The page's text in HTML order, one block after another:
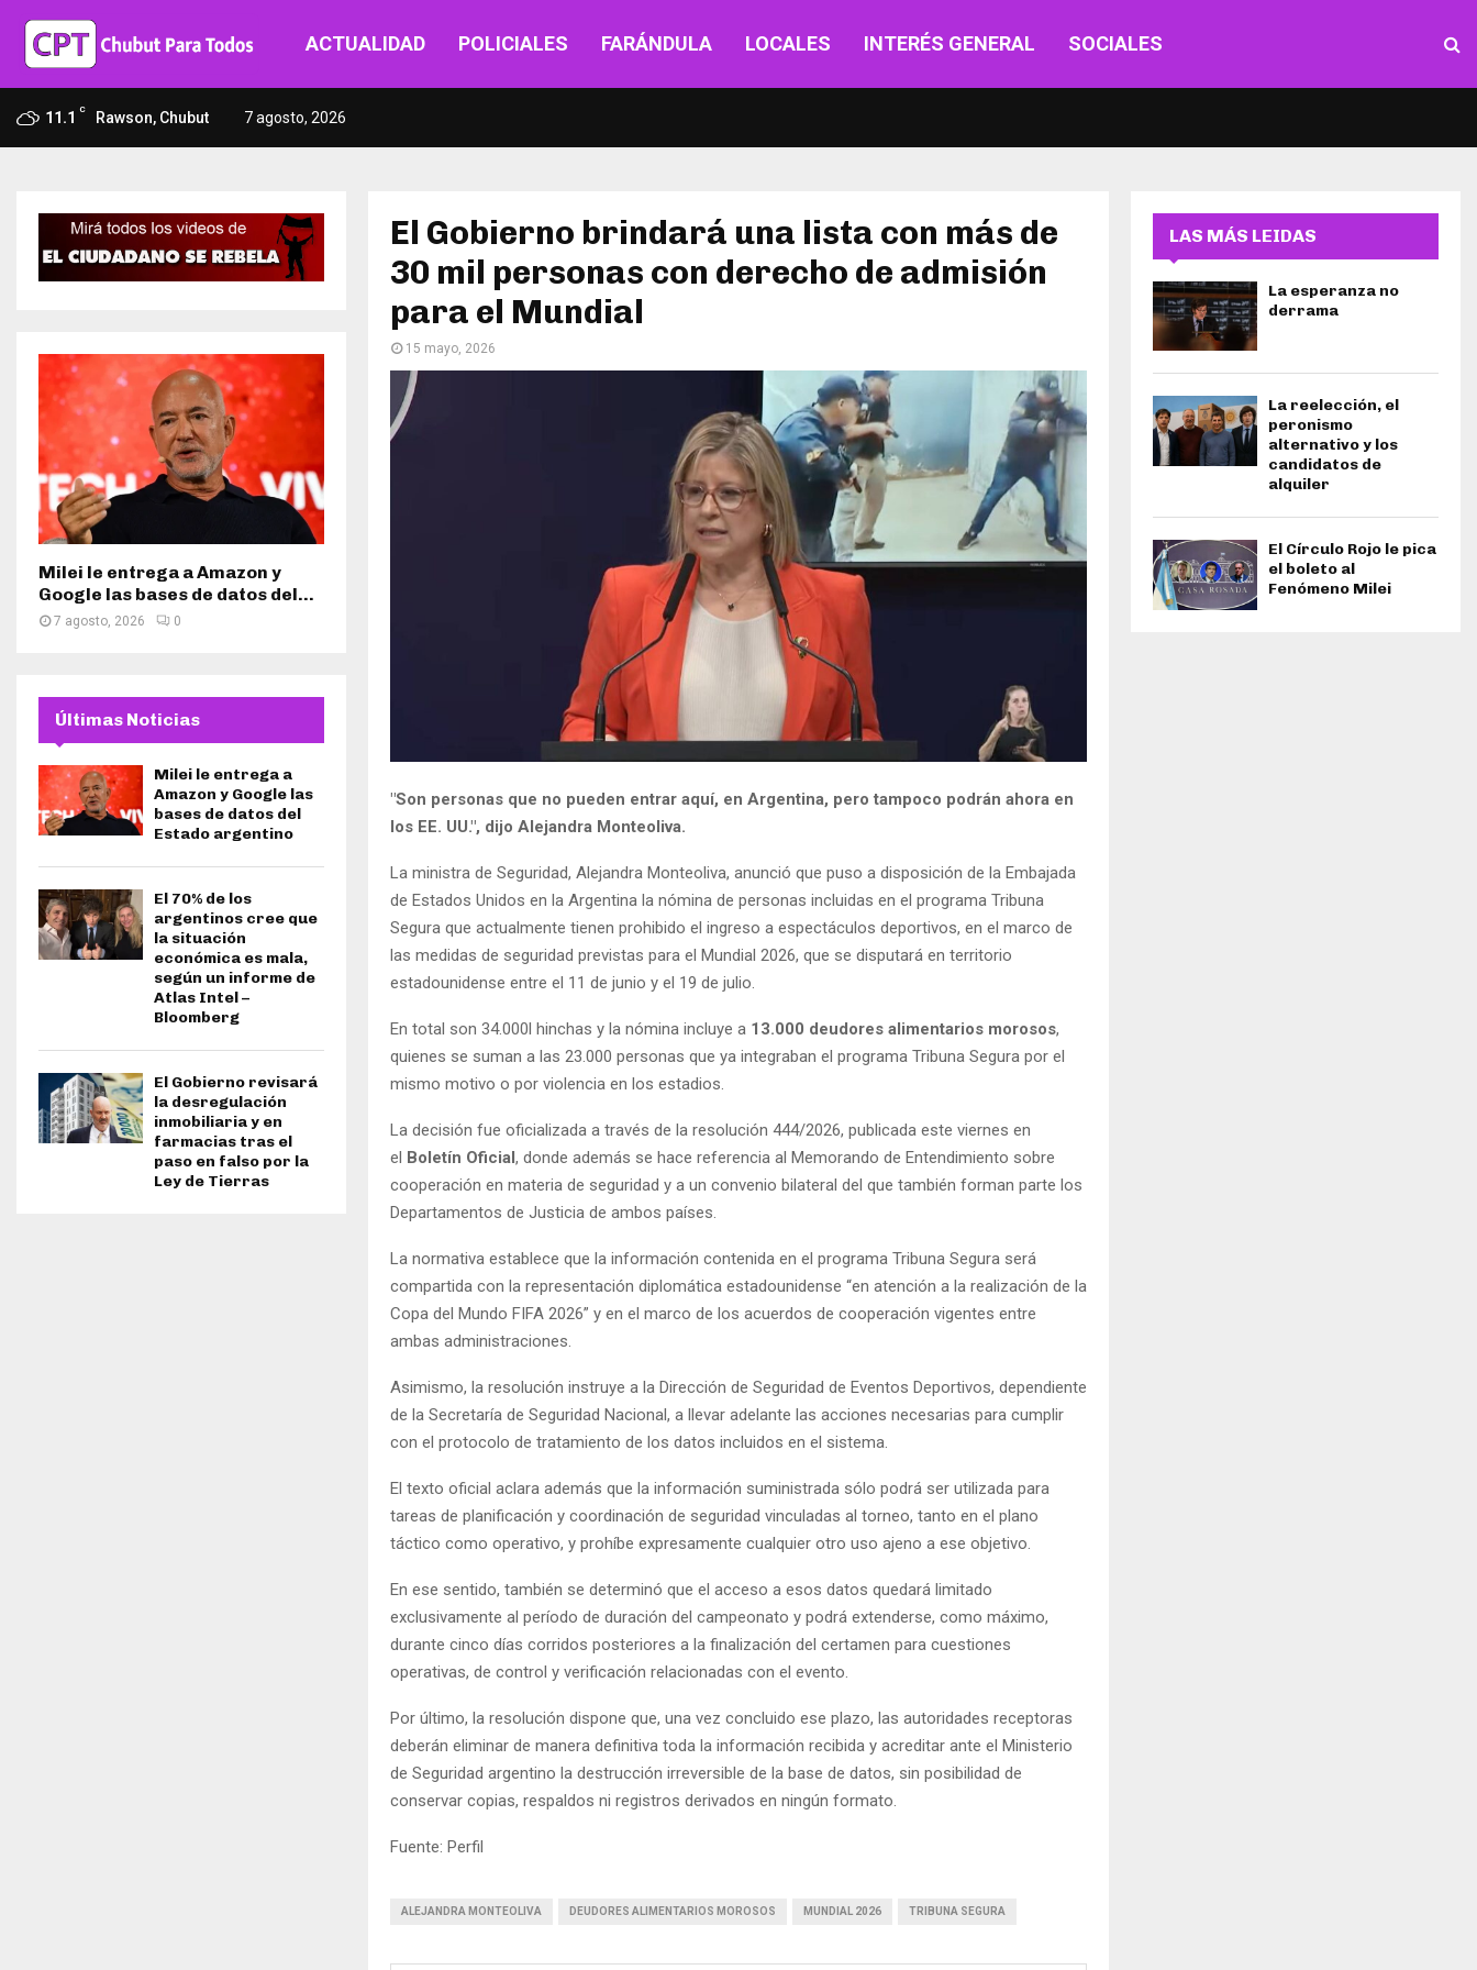
ACTUALIDAD POLICIALES FARÁNDULA LOCALES INTERÉS GENERAL SOCIALES
11.1 C Rawson, Chubut 7 agosto, 2026
El Gobierno brindará una lista con más de
30 mil personas con derecho de admisión
para el Mundial
15 mayo, 2026
"Son personas que no pueden entrar aquí, en Argentina, pero tampoco podrán ahora en
los EE. UU.", dijo Alejandra Monteoliva.
La ministra de Seguridad, Alejandra Monteoliva, anunció que puso a disposición de la Embajada
de Estados Unidos en la Argentina la nómina de personas incluidas en el programa Tribuna
Segura que actualmente tienen prohibido el ingreso a espectáculos deportivos, en el marco de
las medidas de seguridad previstas para el Mundial 2026, que se disputará en territorio
estadounidense entre el 11 de junio y el 19 de julio.
En total son 34.000l hinchas y la nómina incluye a 13.000 deudores alimentarios morosos,
quienes se suman a las 23.000 personas que ya integraban el programa Tribuna Segura por el
mismo motivo o por violencia en los estadios.
La decisión fue oficializada a través de la resolución 444/2026, publicada este viernes en
el
Boletín Oficial , donde además se hace referencia al Memorando de Entendimiento sobre
cooperación en materia de seguridad y a un convenio bilateral del que también forman parte los
Departamentos de Justicia de ambos países.
La normativa establece que la información contenida en el programa Tribuna Segura será
compartida con la representación diplomática estadounidense “en atención a la realización de la
Copa del Mundo FIFA 2026” y en el marco de los acuerdos de cooperación vigentes entre
ambas administraciones.
Asimismo, la resolución instruye a la Dirección de Seguridad de Eventos Deportivos, dependiente
de la Secretaría de Seguridad Nacional, a llevar adelante las acciones necesarias para cumplir
con el protocolo de tratamiento de los datos incluidos en el sistema.
El texto oficial aclara además que la información suministrada sólo podrá ser utilizada para
tareas de planificación y coordinación de seguridad vinculadas al torneo, tanto en el plano
táctico como operativo, y prohíbe expresamente cualquier otro uso ajeno a ese objetivo.
En ese sentido, también se determinó que el acceso a esos datos quedará limitado
exclusivamente al período de duración del campeonato y podrá extenderse, como máximo,
durante cinco días corridos posteriores a la finalización del certamen para cuestiones
operativas, de control y verificación relacionadas con el evento.
Por último, la resolución dispone que, una vez concluido ese plazo, las autoridades receptoras
deberán eliminar de manera definitiva toda la información recibida y acreditar ante el Ministerio
de Seguridad argentino la destrucción irreversible de la base de datos, sin posibilidad de
conservar copias, respaldos ni registros derivados en ningún formato.
Fuente: Perfil
ALEJANDRA MONTEOLIVA DEUDORES ALIMENTARIOS MOROSOS MUNDIAL 2026 TRIBUNA SEGURA
Milei le entrega a Amazon y
Google las bases de datos del...
7 agosto, 2026 0
Últimas Noticias
Milei le entrega a
Amazon y Google las
bases de datos del
Estado argentino
El 70% de los
argentinos cree que
la situación
económica es mala,
según un informe de
Atlas Intel –
Bloomberg
El Gobierno revisará
la desregulación
inmobiliaria y en
farmacias tras el
paso en falso por la
Ley de Tierras
LAS MÁS LEIDAS
La esperanza no
derrama
La reelección, el
peronismo
alternativo y los
candidatos de
alquiler
El Círculo Rojo le pica
el boleto al
Fenómeno Milei